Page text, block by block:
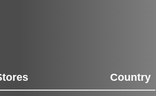
Country